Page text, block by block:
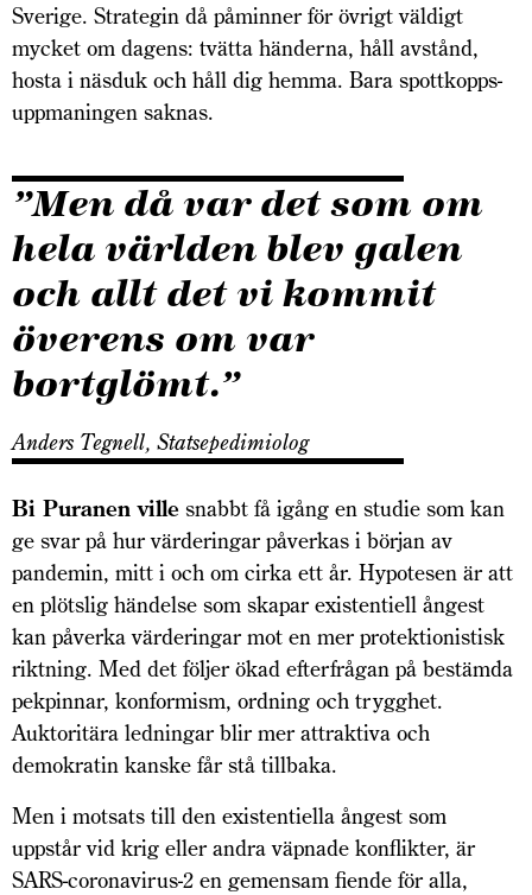
Sverige. Strategin då påminner för övrigt väldigt
mycket om dagens: tvätta händerna, håll avstånd,
hosta i näsduk och håll dig hemma. Bara spottkopps­
uppmaningen saknas.
”Men då var det som om
hela världen blev galen
och allt det vi kommit
överens om var
bortglömt.”
Anders Tegnell, Statsepedimiolog
Bi Puranen ville snabbt få igång en studie som kan
ge svar på hur värderingar påverkas i början av
pandemin, mitt i och om cirka ett år. Hypotesen är att
en plötslig händelse som skapar existentiell ångest
kan påverka värderingar mot en mer protektionistisk
riktning. Med det följer ökad efterfrågan på bestämda
pekpinnar, konformism, ordning och trygghet.
Auktoritära ledningar blir mer attraktiva och
demokratin kanske får stå tillbaka.
Men i motsats till den existentiella ångest som
uppstår vid krig eller andra väpnade konflikter, är
SARS-coronavirus-2 en gemensam fiende för alla,